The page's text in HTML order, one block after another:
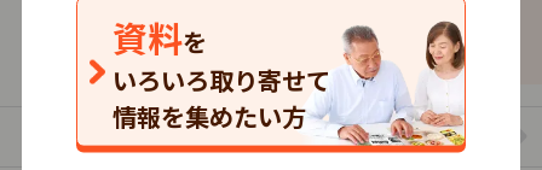
資料を
いろいろ取り寄せて
情報を集めたい方
4,137円 税込 税込 4,137
まごころケア食のお弁当の一覧を見る